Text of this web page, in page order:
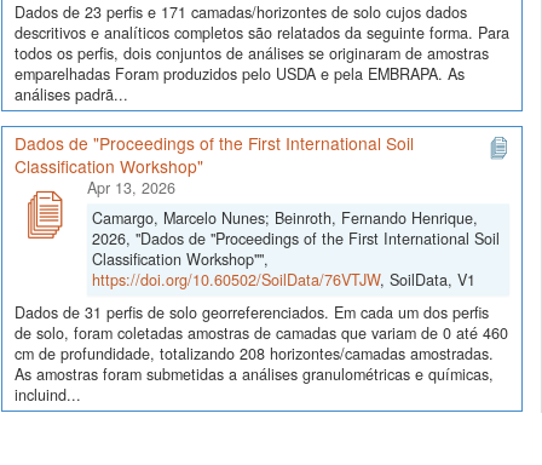
Dados de 23 perfis e 171 camadas/horizontes de solo cujos dados
descritivos e analíticos completos são relatados da seguinte forma. Para
todos os perfis, dois conjuntos de análises se originaram de amostras
emparelhadas Foram produzidos pelo USDA e pela EMBRAPA. As
análises padrã...
Dados de "Proceedings of the First International Soil
Classification Workshop"
Apr 13, 2026
Camargo, Marcelo Nunes; Beinroth, Fernando Henrique,
2026, "Dados de "Proceedings of the First International Soil
Classification Workshop"",
https://doi.org/10.60502/SoilData/76VTJW, SoilData, V1
Dados de 31 perfis de solo georreferenciados. Em cada um dos perfis
de solo, foram coletadas amostras de camadas que variam de 0 até 460
cm de profundidade, totalizando 208 horizontes/camadas amostradas.
As amostras foram submetidas a análises granulométricas e químicas,
incluind...